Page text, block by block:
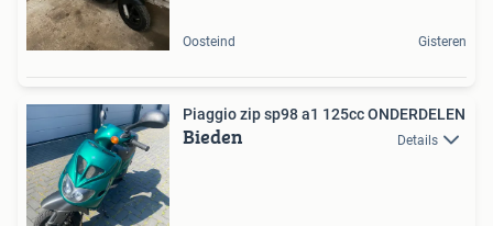
Oosteind Gisteren
Piaggio zip sp98 a1 125cc ONDERDELEN
Bieden Details